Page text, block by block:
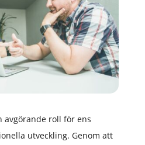
avgörande roll för ens
utveckling. Genom att